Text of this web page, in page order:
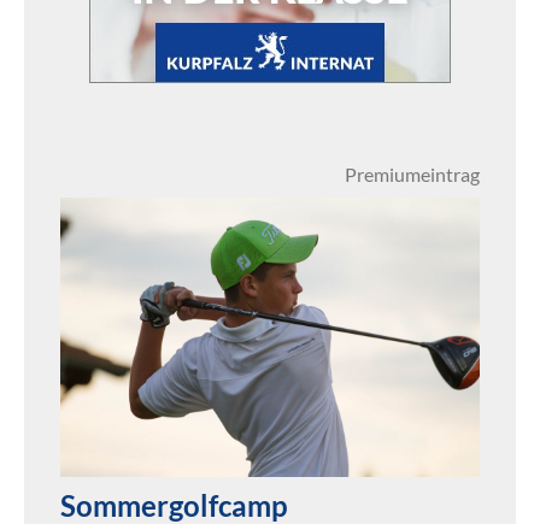
Premiumeintrag
Sommergolfcamp